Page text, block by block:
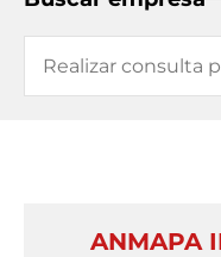
ANMAPA